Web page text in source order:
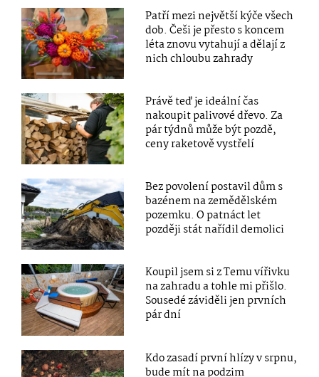
Patří mezi největší kýče všech
dob. Češi je přesto s koncem
léta znovu vytahují a dělají z
nich chloubu zahrady
Právě teď je ideální čas
nakoupit palivové dřevo. Za
pár týdnů může být pozdě,
ceny raketově vystřelí
Bez povolení postavil dům s
bazénem na zemědělském
pozemku. O patnáct let
později stát nařídil demolici
Koupil jsem si z Temu vířivku
na zahradu a tohle mi přišlo.
Sousedé záviděli jen prvních
pár dní
Kdo zasadí první hlízy v srpnu,
bude mít na podzim